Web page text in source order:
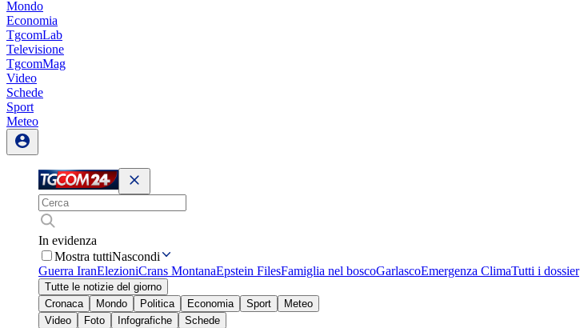
Mondo
Economia
TgcomLab
Televisione
TgcomMag
Video
Schede
Sport
Meteo
In evidenza
Mostra tuttiNascondi
Guerra IranElezioniCrans MontanaEpstein FilesFamiglia nel boscoGarlascoEmergenza ClimaTutti i dossier
Tutte le notizie del giorno
Cronaca
Mondo Politica Economia Sport
Meteo
Video
Foto Infografiche
Schede